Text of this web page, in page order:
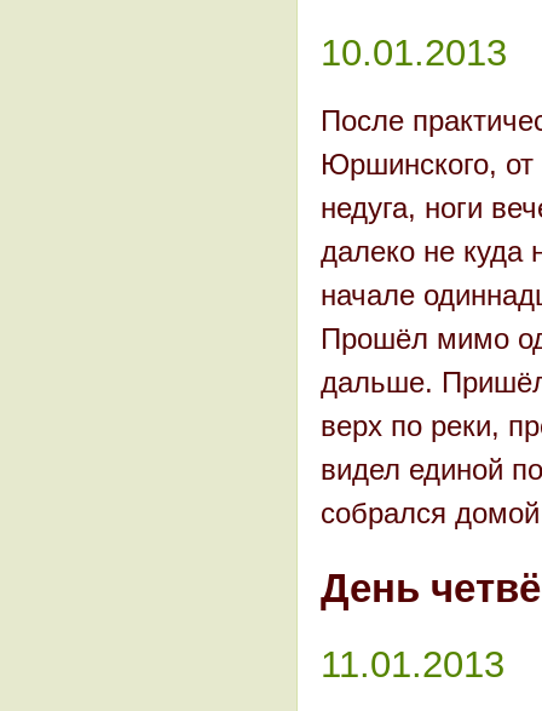
10.01.2013
После
Юршинского, от
недуга, ноги
далеко не куда
начале
Прошёл мимо
дальше. Пришёл
верх по реки,
видел единой
собрался
День
11.01.2013